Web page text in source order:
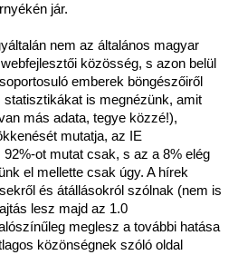
jár.
nem az általános magyar
közösség, s azon belül
emberek böngészőiről
is megnézünk, amit
más adata, tegye közzé!),
mutatja, az IE
ot mutat csak, s az a 8% elég
el mellette csak úgy. A hírek
és átállásokról szólnak (nem is
lesz majd az 1.0
meglesz a további hatása
közönségnek szóló oldal